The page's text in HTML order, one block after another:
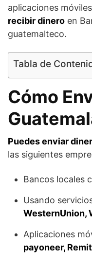
aplicaciones
recibir dinero en
guatemalteco.
Tabla de
Cómo
Puedes enviar
las siguientes
Bancos locales
Usando
WesternUnion,
Aplicaciones
payoneer,